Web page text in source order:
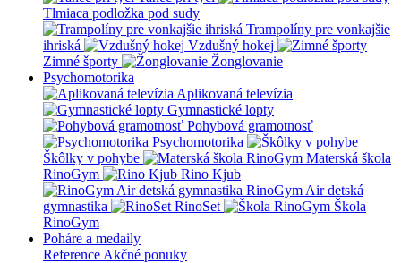
Tlmiaca podložka pod sudy
Trampolíny pre vonkajšie
ihriská
Vzdušný hokej
Zimné športy
Žonglovanie
Psychomotorika
Aplikovaná televízia
Gymnastické lopty
Pohybová gramotnosť
Psychomotorika
Škôlky v pohybe
Materská škola
RinoGym
Rino Kjub
RinoGym Air detská
gymnastika
RinoSet
Škola
RinoGym
Poháre a medaily
Reference Akčné ponuky